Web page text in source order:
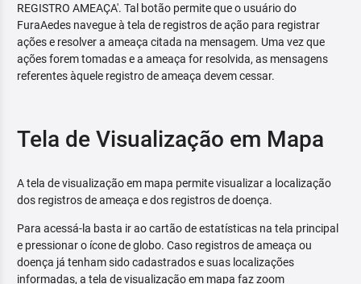
REGISTRO AMEAÇA'. Tal botão permite que o usuário do
FuraAedes navegue à tela de registros de ação para registrar
ações e resolver a ameaça citada na mensagem. Uma vez que
ações forem tomadas e a ameaça for resolvida, as mensagens
referentes àquele registro de ameaça devem cessar.
Tela de Visualização em Mapa
A tela de visualização em mapa permite visualizar a localização
dos registros de ameaça e dos registros de doença.
Para acessá-la basta ir ao cartão de estatísticas na tela principal
e pressionar o ícone de globo. Caso registros de ameaça ou
doença já tenham sido cadastrados e suas localizações
informadas, a tela de visualização em mapa faz zoom